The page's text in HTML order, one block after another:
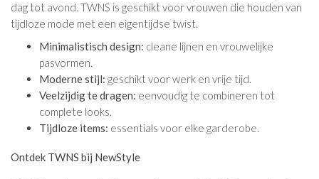
dag tot avond. TWNS is geschikt voor vrouwen die houden van
tijdloze mode met een eigentijdse twist.
Minimalistisch design: cleane lijnen en vrouwelijke
pasvormen.
Moderne stijl: geschikt voor werk en vrije tijd.
Veelzijdig te dragen: eenvoudig te combineren tot
complete looks.
Tijdloze items: essentials voor elke garderobe.
Ontdek TWNS bij NewStyle